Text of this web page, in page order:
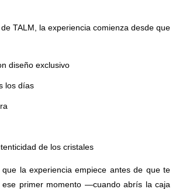
TALM, la experiencia comienza desde que
diseño exclusivo
los días
de los cristales
la experiencia empiece antes de que te
ese primer momento —cuando abrís la caja